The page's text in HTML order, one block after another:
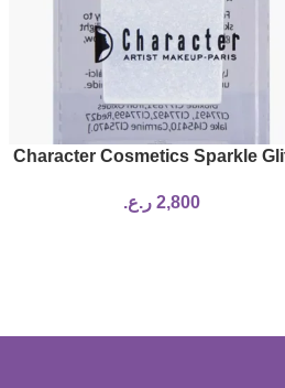
Character Cosmetics Sparkle
2,800 ر.ع.